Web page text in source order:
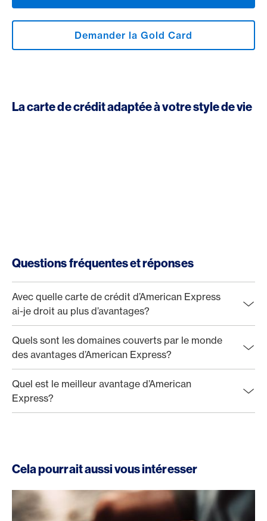
Demander la Gold Card
La carte de crédit adaptée à votre style de vie
Questions fréquentes et réponses
Avec quelle carte de crédit d’American Express
ai-je droit au plus d’avantages?
Quels sont les domaines couverts par le monde
des avantages d’American Express?
Quel est le meilleur avantage d’American
Express?
Cela pourrait aussi vous intéresser